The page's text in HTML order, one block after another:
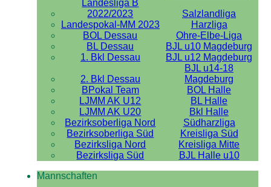
Landesliga B
2022/2023
Salzlandliga
Landespokal-MM 2023
Harzliga
BOL Dessau
Ohre-Elbe-Liga
BL Dessau
BJL u10 Magdeburg
1. Bkl Dessau
BJL u12 Magdeburg
2. Bkl Dessau
BJL u14-18
Magdeburg
BPokal Team
BOL Halle
LJMM AK U12
BL Halle
LJMM AK U20
Bkl Halle
Bezirksoberliga Nord
Südharzliga
Bezirksoberliga Süd
Kreisliga Süd
Bezirksliga Nord
Kreisliga Mitte
Bezirksliga Süd
BJL Halle u10
Mannschaften